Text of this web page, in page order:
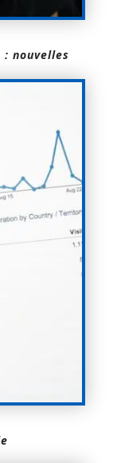
nouvelles